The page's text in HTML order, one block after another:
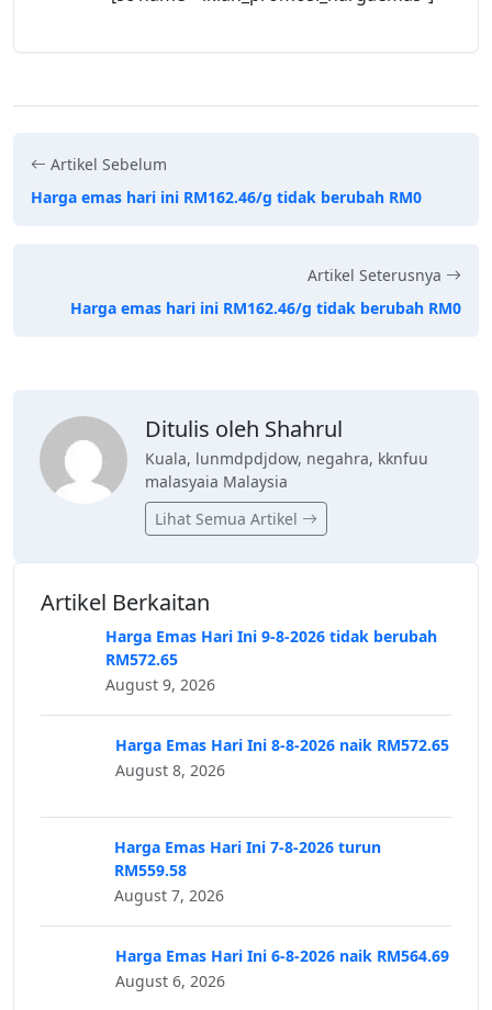
Artikel Sebelum
Harga emas hari ini RM162.46/g tidak berubah RM0
Artikel Seterusnya
Harga emas hari ini RM162.46/g tidak berubah RM0
Ditulis oleh Shahrul
Kuala, lunmdpdjdow, negahra, kknfuu
malasyaia Malaysia
Lihat Semua Artikel
Artikel Berkaitan
Harga Emas Hari Ini 9-8-2026 tidak berubah
RM572.65
August 9, 2026
Harga Emas Hari Ini 8-8-2026 naik RM572.65
August 8, 2026
Harga Emas Hari Ini 7-8-2026 turun
RM559.58
August 7, 2026
Harga Emas Hari Ini 6-8-2026 naik RM564.69
August 6, 2026